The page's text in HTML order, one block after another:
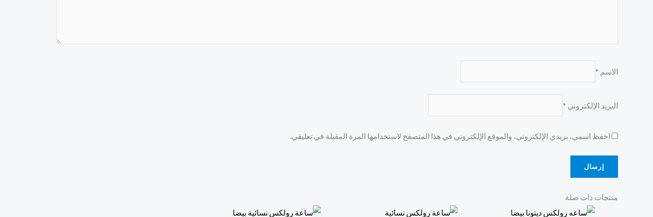
الاسم *
البريد الإلكتروني *
احفظ اسمي، بريدي الإلكتروني، والموقع الإلكتروني في هذا المتصفح لاستخدامها المرة المقبلة في تعليقي.
منتجات ذات صلة